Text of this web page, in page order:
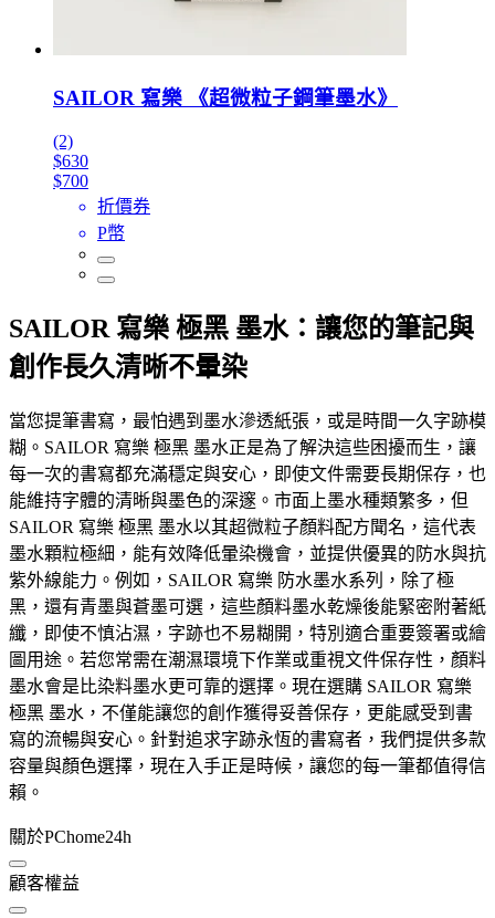
SAILOR 寫樂 《超微粒子鋼筆墨水》
(2)
$630
$700
折價券
P幣
SAILOR 寫樂 極黑 墨水：讓您的筆記與
創作長久清晰不暈染
當您提筆書寫，最怕遇到墨水滲透紙張，或是時間一久字跡模
糊。SAILOR 寫樂 極黑 墨水正是為了解決這些困擾而生，讓
每一次的書寫都充滿穩定與安心，即使文件需要長期保存，也
能維持字體的清晰與墨色的深邃。市面上墨水種類繁多，但
SAILOR 寫樂 極黑 墨水以其超微粒子顏料配方聞名，這代表
墨水顆粒極細，能有效降低暈染機會，並提供優異的防水與抗
紫外線能力。例如，SAILOR 寫樂 防水墨水系列，除了極
黑，還有青墨與蒼墨可選，這些顏料墨水乾燥後能緊密附著紙
纖，即使不慎沾濕，字跡也不易糊開，特別適合重要簽署或繪
圖用途。若您常需在潮濕環境下作業或重視文件保存性，顏料
墨水會是比染料墨水更可靠的選擇。現在選購 SAILOR 寫樂
極黑 墨水，不僅能讓您的創作獲得妥善保存，更能感受到書
寫的流暢與安心。針對追求字跡永恆的書寫者，我們提供多款
容量與顏色選擇，現在入手正是時候，讓您的每一筆都值得信
賴。
關於PChome24h
顧客權益